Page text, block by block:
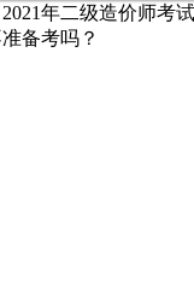
年二级造价师
备考吗？